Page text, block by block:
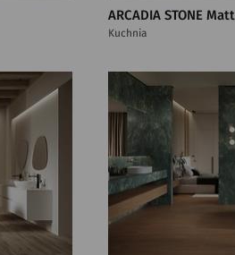
ARCADIA STONE Matt
Kuchnia